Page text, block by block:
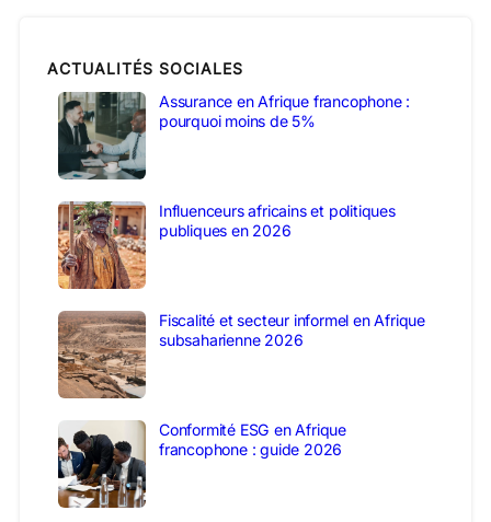
ACTUALITÉS SOCIALES
Assurance en Afrique francophone :
pourquoi moins de 5%
Influenceurs africains et politiques
publiques en 2026
Fiscalité et secteur informel en Afrique
subsaharienne 2026
Conformité ESG en Afrique
francophone : guide 2026